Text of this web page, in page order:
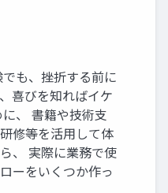
も、挫折する前に
喜びを知ればイケ
、 書籍や技術支
修等を活用して体
、 実際に業務で使
ーをいくつか作っ